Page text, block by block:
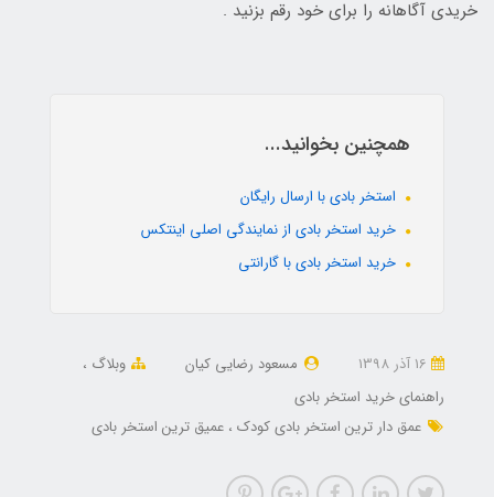
خریدی آگاهانه را برای خود رقم بزنید .
همچنین بخوانید...
استخر بادی با ارسال رایگان
خرید استخر بادی از نمایندگی اصلی اینتکس
خرید استخر بادی با گارانتی
مسعود رضایی کیان
وبلاگ
راهنمای خرید استخر بادی
عمق دار ترین استخر بادی کودک عمیق ترین استخر بادی